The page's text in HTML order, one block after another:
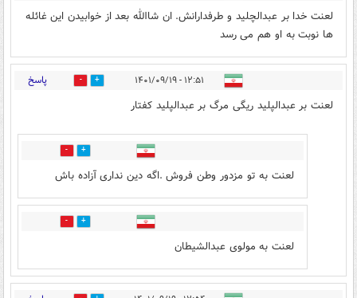
لعنت خدا بر عبدالچلید و طرفدارانش. ان شاالله بعد از خوابیدن این غائله
ها نوبت به او هم می رسد
۱۲:۵۱ - ۱۴۰۱/۰۹/۱۹ 40 پاسخ
لعنت بر عبدالپلید ریگی مرگ بر عبدالپلید کفتار
42
لعنت به تو مزدور وطن فروش .اگه دین نداری آزاده باش
6
لعنت به مولوی عبدالشیطان